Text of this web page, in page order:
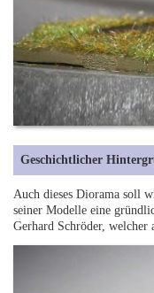
Geschichtlicher
Auch dieses Diorama soll
seiner Modelle eine
Gerhard Schröder, welcher